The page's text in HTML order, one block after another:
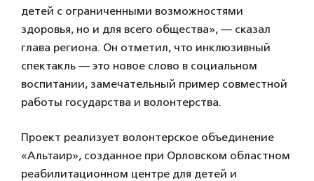
детей с ограниченными возможностями
здоровья, но и для всего общества», — сказал
глава региона. Он отметил, что инклюзивный
спектакль — это новое слово в социальном
воспитании, замечательный пример совместной
работы государства и волонтерства.
Проект реализует волонтерское объединение
«Альтаир», созданное при Орловском областном
реабилитационном центре для детей и